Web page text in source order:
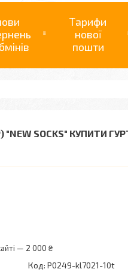
Тарифи
нової
пошти
SOCKS" КУПИТИ
— 2 000 ₴
Код: P0249-kl7021-10t